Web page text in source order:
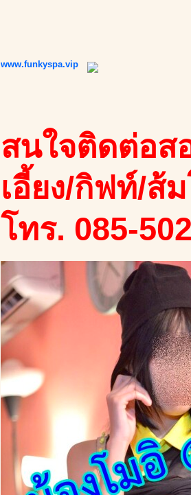
www.funkyspa.vip
สนใจติดต่อส
เอี้ยง/กิฟท์/ส้
โทร. 085-